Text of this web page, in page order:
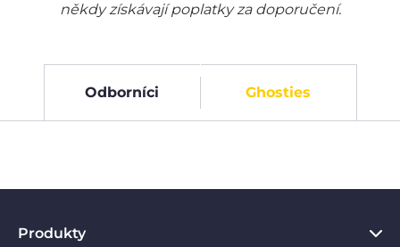
někdy získávají poplatky za doporučení.
Odborníci Ghosties
Produkty